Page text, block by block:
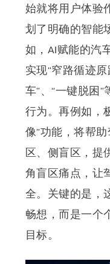
始就将用户体验
划了明确的智能
如，AI赋能的汽
实现“窄路循迹
车”、“一键脱困
行为。再例如，
像”功能，将帮
区、侧盲区，提
角盲区痛点，让
全。关键的是，
畅想，而是一个
目标。